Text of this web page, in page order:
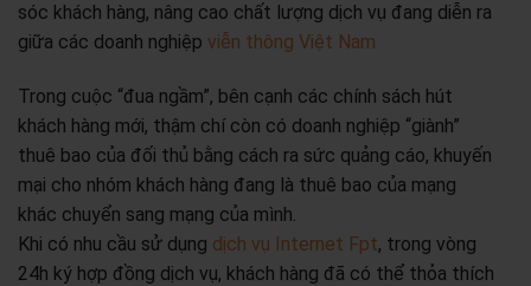
sóc khách hàng, nâng cao chất lượng dịch vụ đang diễn ra
giữa các doanh nghiệp viễn thông Việt Nam
Trong cuộc “đua ngầm”, bên cạnh các chính sách hút
khách hàng mới, thậm chí còn có doanh nghiệp “giành”
thuê bao của đối thủ bằng cách ra sức quảng cáo, khuyến
mại cho nhóm khách hàng đang là thuê bao của mạng
khác chuyển sang mạng của mình.
Khi có nhu cầu sử dụng dịch vụ Internet Fpt, trong vòng
24h ký hợp đồng dịch vụ, khách hàng đã có thể thỏa thích